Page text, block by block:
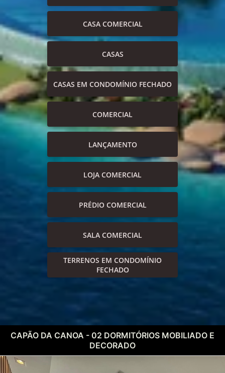
CASA COMERCIAL
CASAS
CASAS EM CONDOMÍNIO FECHADO
COMERCIAL
LANÇAMENTO
LOJA COMERCIAL
PRÉDIO COMERCIAL
SALA COMERCIAL
TERRENOS EM CONDOMÍNIO
FECHADO
CAPÃO DA CANOA - 02 DORMITÓRIOS MOBILIADO E
DECORADO